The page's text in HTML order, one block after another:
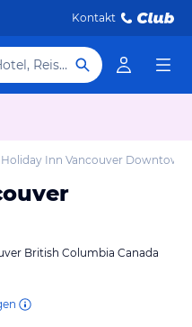
Kontakt
Hotel, Reiseziel
Holiday Inn Vancouver Downtown
British Columbia Canada